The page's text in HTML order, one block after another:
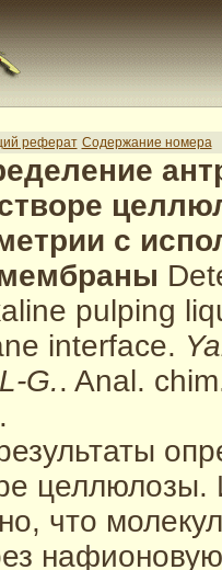
реферат Содержание номера
с
pulping
interface.
G.. Anal.
целлюлозы.
что